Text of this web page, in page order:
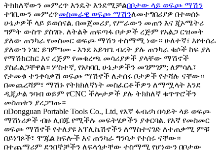
ትክክለኛውን መምረጥ እንዴት እንደሚቻልበቦታው ላይ ወፍጮ ማሽን
ተገቢውን መምረጥመስመራዊ ወፍጮ ማሽንለመተግበሪያዎ በተወሰኑ
ሁኔታዎች ላይ ይወሰናል. በመጀመሪያ, የሥራውን መጠን እና ጂኦሜትሪ
ግምት ውስጥ ያስገቡ. ለትልቅ ጠፍጣፋ ቦታዎች ረጅም የአልጋ ርዝመት
ያለው ጠንካራ የመስመር ወፍጮ ማሽን ተስማሚ ነው። ሁለተኛ፣ እየተሰራ
ያለውን ነገር ይገምግሙ - እንደ አይዝጌ ብረት ያሉ ጠንካራ ቁሶች ከፍ ያለ
የማሽከርከር እና ረጅም የመቁረጫ መሳሪያዎች ያላቸው ማሽኖች
ያስፈልጋቸዋል። ሦስተኛ, የአካባቢ ሁኔታዎችን መገምገም; ለምሳሌ፣
የታመቁ ተንቀሳቃሽ ወፍጮ ማሽኖች ለታሰሩ ቦታዎች የተሻሉ ናቸው።
በመጨረሻም፣ ማሽኑ የትክክለኛነት መስፈርቶችዎን ለማሟላት እንደ
ዲጂታል ንባብ ወይም የCNC ችሎታዎች ያሉ ትክክለኛ ቁጥጥሮችን
መስጠቱን ያረጋግጡ።
በDongguan Portable Tools Co., Ltd, የእኛ ፋብሪካ በሳይት ላይ ወፍጮ
ማሽነሪዎች ብዙ ሊበጁ የሚችሉ መፍትሄዎችን ያቀርባል. የእኛ የመስመር
ወፍጮ ማሽኖች የተለያዩ አፕሊኬሽኖችን ለማስተናገድ ለተጠቃሚ ምቹ
በይነገጾች፣ ሞጁል ክፍሎች እና ጠንካራ ግንባታ የተሰሩ ናቸው።
በተጨማሪም ደንበኞቻችን ለፍላጎታቸው ተስማሚ የሆነውን በቦታው